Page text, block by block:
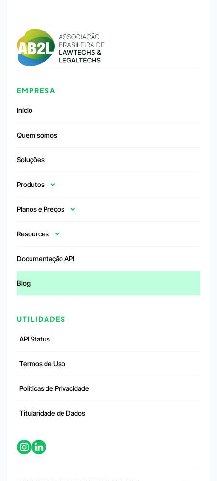
EMPRESA
Início
Quem somos
Soluções
Produtos
Planos e Preços
Resources
Documentação API
Blog
UTILIDADES
API Status
Termos de Uso
Políticas de Privacidade
Titularidade de Dados